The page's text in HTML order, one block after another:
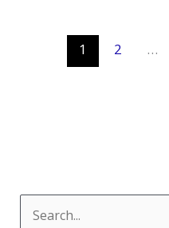
1 2 …